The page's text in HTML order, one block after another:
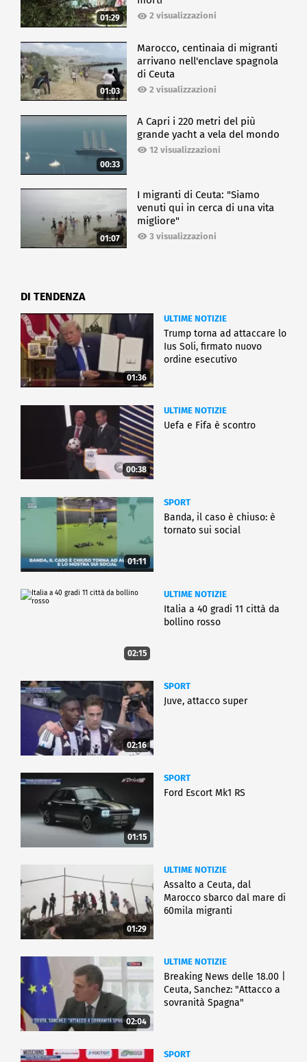
01:29 2 visualizzazioni
01:03
Marocco, centinaia di migranti
arrivano nell'enclave spagnola
di Ceuta
2 visualizzazioni
00:33
A Capri i 220 metri del più
grande yacht a vela del mondo
12 visualizzazioni
01:07
I migranti di Ceuta: "Siamo
venuti qui in cerca di una vita
migliore"
3 visualizzazioni
DI TENDENZA
01:36
ULTIME NOTIZIE
Trump torna ad attaccare lo
Ius Soli, firmato nuovo
ordine esecutivo
00:38
ULTIME NOTIZIE
Uefa e Fifa è scontro
01:11
SPORT
Banda, il caso è chiuso: è
tornato sui social
02:15
ULTIME NOTIZIE
Italia a 40 gradi 11 città da
bollino rosso
02:16
SPORT
Juve, attacco super
01:15
SPORT
Ford Escort Mk1 RS
01:29
ULTIME NOTIZIE
Assalto a Ceuta, dal
Marocco sbarco dal mare di
60mila migranti
02:04
ULTIME NOTIZIE
Breaking News delle 18.00 |
Ceuta, Sanchez: "Attacco a
sovranità Spagna"
SPORT